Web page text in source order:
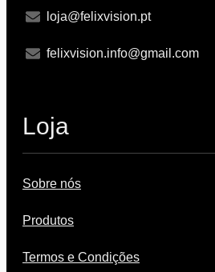
loja@felixvision.pt
felixvision.info@gmail.com
Loja
Sobre nós
Produtos
Termos e Condições